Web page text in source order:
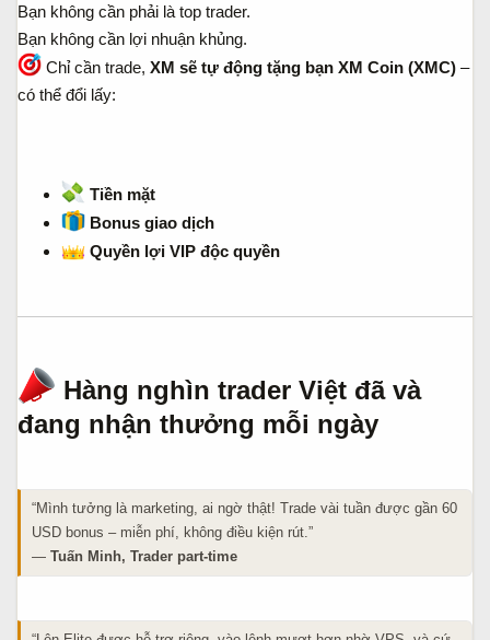
Bạn không cần phải là top trader.
Bạn không cần lợi nhuận khủng.
Chỉ cần trade, XM sẽ tự động tặng bạn XM Coin (XMC) –
có thể đổi lấy:
Tiền mặt
Bonus giao dịch
Quyền lợi VIP độc quyền
Hàng nghìn trader Việt đã và
đang nhận thưởng mỗi ngày​
“Mình tưởng là marketing, ai ngờ thật! Trade vài tuần được gần 60
USD bonus – miễn phí, không điều kiện rút.”
— Tuấn Minh, Trader part-time